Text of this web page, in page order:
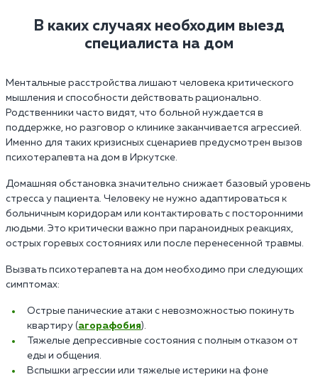
В каких случаях необходим выезд
специалиста на дом
Ментальные расстройства лишают человека критического
мышления и способности действовать рационально.
Родственники часто видят, что больной нуждается в
поддержке, но разговор о клинике заканчивается агрессией.
Именно для таких кризисных сценариев предусмотрен вызов
психотерапевта на дом в Иркутске.
Домашняя обстановка значительно снижает базовый уровень
стресса у пациента. Человеку не нужно адаптироваться к
больничным коридорам или контактировать с посторонними
людьми. Это критически важно при параноидных реакциях,
острых горевых состояниях или после перенесенной травмы.
Вызвать психотерапевта на дом необходимо при следующих
симптомах:
Острые панические атаки с невозможностью покинуть
квартиру (агорафобия).
Тяжелые депрессивные состояния с полным отказом от
еды и общения.
Вспышки агрессии или тяжелые истерики на фоне